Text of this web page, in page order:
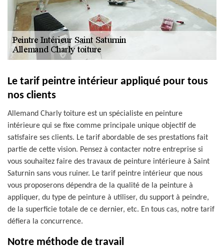
Le tarif peintre intérieur appliqué pour tous
nos clients
Allemand Charly toiture est un spécialiste en peinture
intérieure qui se fixe comme principale unique objectif de
satisfaire ses clients. Le tarif abordable de ses prestations fait
partie de cette vision. Pensez à contacter notre entreprise si
vous souhaitez faire des travaux de peinture intérieure à Saint
Saturnin sans vous ruiner. Le tarif peintre intérieur que nous
vous proposerons dépendra de la qualité de la peinture à
appliquer, du type de peinture à utiliser, du support à peindre,
de la superficie totale de ce dernier, etc. En tous cas, notre tarif
défiera la concurrence.
Notre méthode de travail